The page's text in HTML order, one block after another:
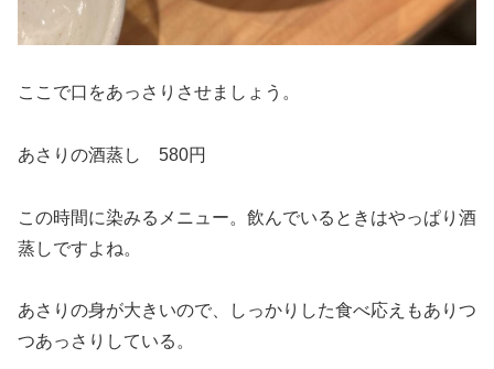
ここで口をあっさりさせましょう。
あさりの酒蒸し 580円
この時間に染みるメニュー。飲んでいるときはやっぱり酒
蒸しですよね。
あさりの身が大きいので、しっかりした食べ応えもありつ
つあっさりしている。